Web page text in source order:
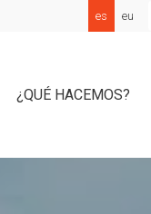
es eu
¿QUÉ HACEMOS?